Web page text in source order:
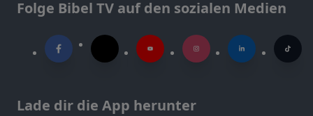
Folge Bibel TV auf den sozialen Medien
Lade dir die App herunter